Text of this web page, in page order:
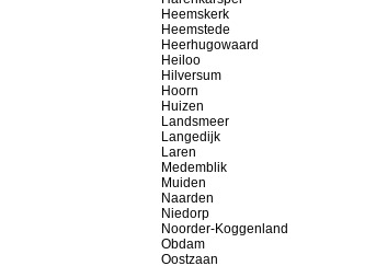
Heemskerk
Heemstede
Heerhugowaard
Heiloo
Hilversum
Hoorn
Huizen
Landsmeer
Langedijk
Laren
Medemblik
Muiden
Naarden
Niedorp
Noorder-Koggenland
Obdam
Oostzaan